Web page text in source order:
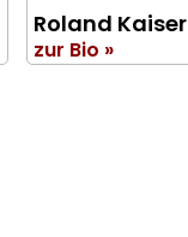
Roland Kaiser
zur Bio »